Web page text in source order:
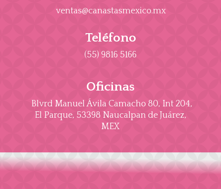
ventas@canastasmexico.mx
Teléfono
(55) 9816 5166
Oficinas
Blvrd Manuel Ávila Camacho 80, Int 204,
El Parque, 53398 Naucalpan de Juárez,
MEX